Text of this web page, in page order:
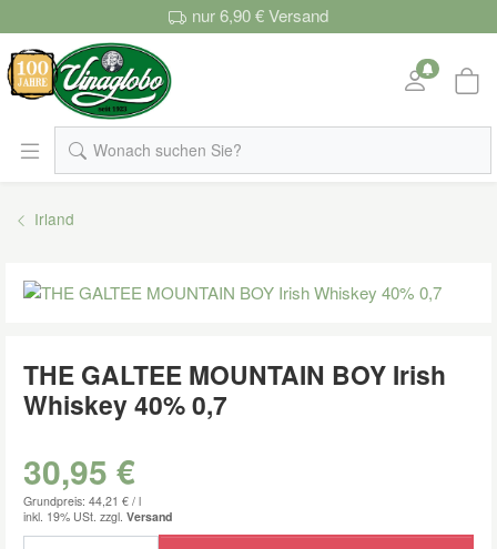
nur 6,90 € Versand
Wonach suchen Sie?
Irland
THE GALTEE MOUNTAIN BOY Irish
Whiskey 40% 0,7
30,95 €
Grundpreis: 44,21 € / l
inkl. 19% USt. zzgl. Versand